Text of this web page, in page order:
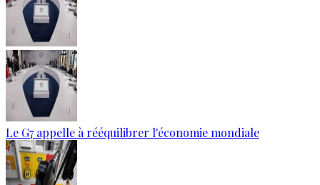
Le G7 appelle à rééquilibrer l'économie mondiale